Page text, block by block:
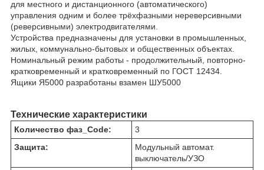
для местного и дистанционного (автоматического)
управления одним и более трёхфазными нереверсивными
(реверсивными) электродвигателями.
Устройства предназначены для установки в промышленных,
жилых, коммунально-бытовых и общественных объектах.
Номинальный режим работы - продолжительный, повторно-
кратковременный и кратковременный по ГОСТ 12434.
Ящики Я5000 разработаны взамен ШУ5000
Технические характеристики
Количество фаз_Code:
3
Защита:
Модульный автомат.
выключатель/УЗО